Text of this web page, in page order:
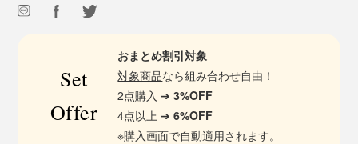
Set
Offer
おまとめ割引対象
対象商品なら組み合わせ自由！
2点購入 ➔3%OFF
4点以上 ➔6%OFF
※購入画面で自動適用されます。